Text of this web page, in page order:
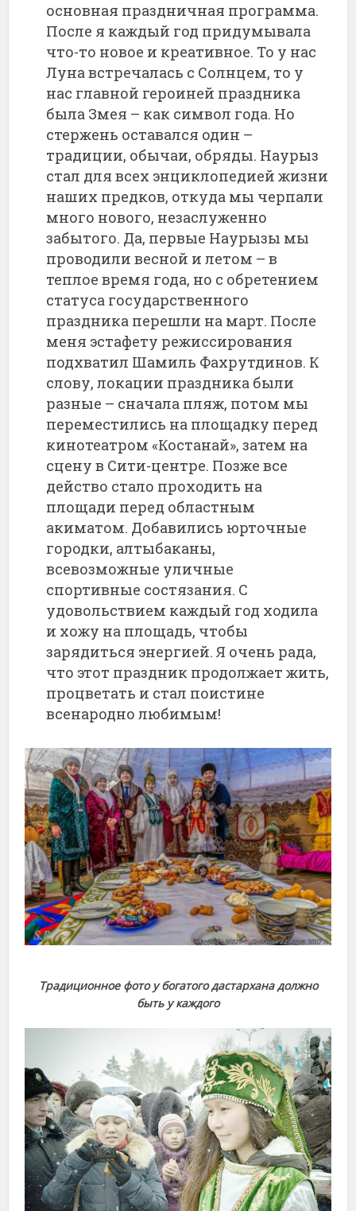
основная праздничная программа.
После я каждый год придумывала
что-то новое и креативное. То у нас
Луна встречалась с Солнцем, то у
нас главной героиней праздника
была Змея – как символ года. Но
стержень оставался один –
традиции, обычаи, обряды. Наурыз
стал для всех энциклопедией жизни
наших предков, откуда мы черпали
много нового, незаслуженно
забытого. Да, первые Наурызы мы
проводили весной и летом – в
теплое время года, но с обретением
статуса государственного
праздника перешли на март. После
меня эстафету режиссирования
подхватил Шамиль Фахрутдинов. К
слову, локации праздника были
разные – сначала пляж, потом мы
переместились на площадку перед
кинотеатром «Костанай», затем на
сцену в Сити-центре. Позже все
действо стало проходить на
площади перед областным
акиматом. Добавились юрточные
городки, алтыбаканы,
всевозможные уличные
спортивные состязания. С
удовольствием каждый год ходила
и хожу на площадь, чтобы
зарядиться энергией. Я очень рада,
что этот праздник продолжает жить,
процветать и стал поистине
всенародно любимым!
Традиционное фото у богатого дастархана должно
быть у каждого